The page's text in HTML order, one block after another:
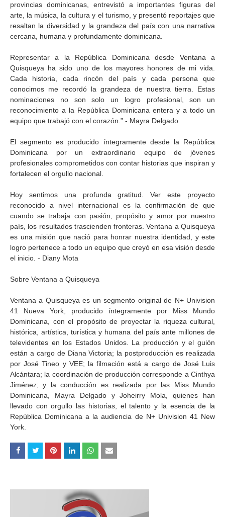
provincias dominicanas, entrevistó a importantes figuras del
arte, la música, la cultura y el turismo, y presentó reportajes que
resaltan la diversidad y la grandeza del país con una narrativa
cercana, humana y profundamente dominicana.
Representar a la República Dominicana desde Ventana a
Quisqueya ha sido uno de los mayores honores de mi vida.
Cada historia, cada rincón del país y cada persona que
conocimos me recordó la grandeza de nuestra tierra. Estas
nominaciones no son solo un logro profesional, son un
reconocimiento a la República Dominicana entera y a todo un
equipo que trabajó con el corazón.” - Mayra Delgado
El segmento es producido íntegramente desde la República
Dominicana por un extraordinario equipo de jóvenes
profesionales comprometidos con contar historias que inspiran y
fortalecen el orgullo nacional.
Hoy sentimos una profunda gratitud. Ver este proyecto
reconocido a nivel internacional es la confirmación de que
cuando se trabaja con pasión, propósito y amor por nuestro
país, los resultados trascienden fronteras. Ventana a Quisqueya
es una misión que nació para honrar nuestra identidad, y este
logro pertenece a todo un equipo que creyó en esa visión desde
el inicio. - Diany Mota
Sobre Ventana a Quisqueya
Ventana a Quisqueya es un segmento original de N+ Univision
41 Nueva York, producido íntegramente por Miss Mundo
Dominicana, con el propósito de proyectar la riqueza cultural,
histórica, artística, turística y humana del país ante millones de
televidentes en los Estados Unidos. La producción y el guión
están a cargo de Diana Victoria; la postproducción es realizada
por José Tineo y VEE; la filmación está a cargo de José Luis
Alcántara; la coordinación de producción corresponde a Cinthya
Jiménez; y la conducción es realizada por las Miss Mundo
Dominicana, Mayra Delgado y Joheirry Mola, quienes han
llevado con orgullo las historias, el talento y la esencia de la
República Dominicana a la audiencia de N+ Univision 41 New
York.